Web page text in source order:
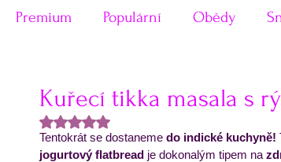
Premium Populární Obědy
Velikonoce Valentýn Testy receptů
Kuřecí tikka masala s
Hodnoceno NaN z 5 hvězdiček.
Tentokrát se dostaneme do indické kuchyně!
jogurtový flatbread je dokonalým tipem na